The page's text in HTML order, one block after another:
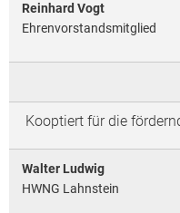
Reinhard Vogt
Ehrenvorstandsmitglied
Kooptiert für die
Walter Ludwig
HWNG Lahnstein